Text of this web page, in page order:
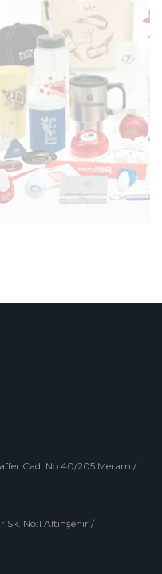
Cad. No:40/205 Meram /
Sk. No:1 Altınşehir /